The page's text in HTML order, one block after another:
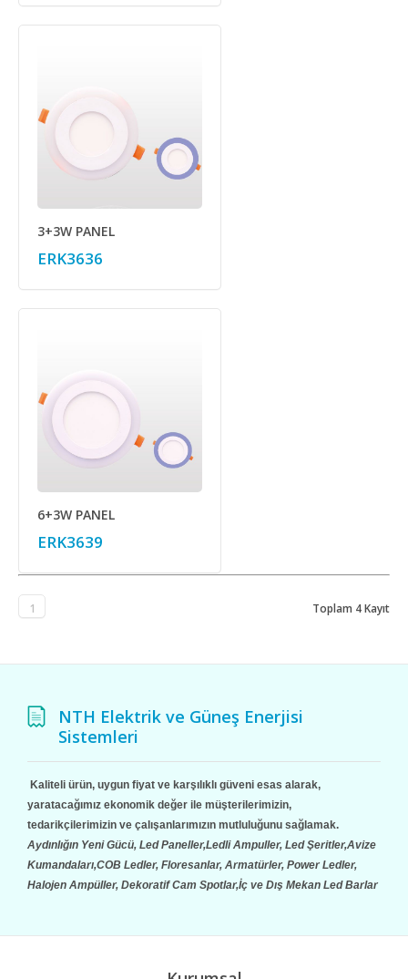
3+3W PANEL
ERK3636
6+3W PANEL
ERK3639
1 Toplam 4 Kayıt
NTH Elektrik ve Güneş Enerjisi
Sistemleri
Kaliteli ürün, uygun fiyat ve karşılıklı güveni esas alarak,
yaratacağımız ekonomik değer ile müşterilerimizin,
tedarikçilerimizin ve çalışanlarımızın mutluluğunu sağlamak.
Aydınlığın Yeni Gücü, Led Paneller,Ledli Ampuller, Led Şeritler,Avize
Kumandaları,COB Ledler, Floresanlar, Armatürler, Power Ledler,
Halojen Ampüller, Dekoratif Cam Spotlar,İç ve Dış Mekan Led Barlar